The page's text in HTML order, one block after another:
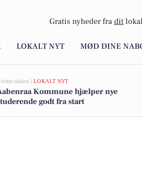
Gratis nyheder fra dit
LOKALT NYT MØD DINE
time siden | LOKALT NYT
Kommune hjælper nye
godt fra start